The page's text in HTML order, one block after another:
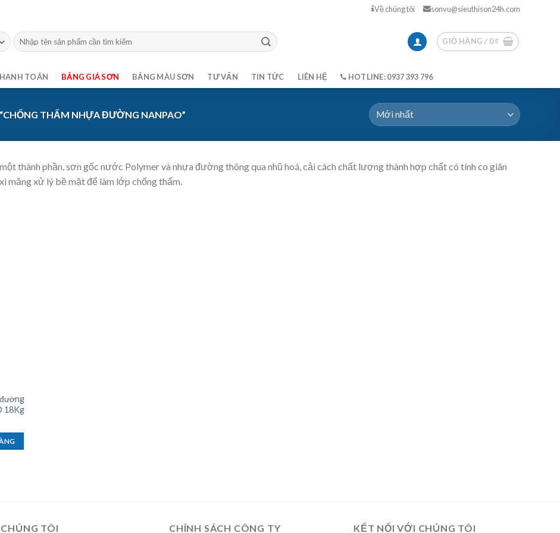
Về chúng tôi sonvu@sieuthison24h.com
Tìm
kiếm:
GIỎ HÀNG / 0₫
TOÁN BẢNG GIÁ SƠN BẢNG MÀU SƠN TƯ VẤN TIN TỨC LIÊN HỆ HOTLINE: 0937 393 796
THẤM NHỰA ĐƯỜNG NANPAO”
thành phần, sơn gốc nước Polymer và nhựa đường thông qua nhũ hoá, cải cách chất lượng thành hợp chất có tính co giãn
măng xử lý bề mặt để làm lớp chống thấm.
18Kg
TÔI CHÍNH SÁCH CÔNG TY KẾT NỐI VỚI CHÚNG TÔI